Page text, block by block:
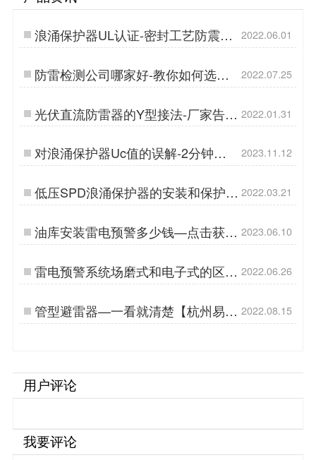
浪涌保护器UL认证-密封工艺防震防
潮耐高温…
2022.06.01
防雷检测公司哪家好-教你如何选择
防雷检测公司【杭州易造】…
2022.07.25
光伏直流防雷器的Y型接法-厂家告诉
你 【杭州易造】…
2022.01.31
对浪涌保护器Uc值的误解-2分钟带
你解开-易造防雷…
2023.11.12
低压SPD浪涌保护器的安装和保护-
你可能还不知道【杭州易造】…
2022.03.21
油库安装雷电预警多少钱—点击获取
价格表-易造防雷…
2023.06.10
雷电预警系统场磨式和电子式的区
别-预警准确率重要因素【杭州易
造】…
2022.06.26
管型避雷器—一看就清楚【杭州易
造】…
2022.08.15
用户评论
我要评论